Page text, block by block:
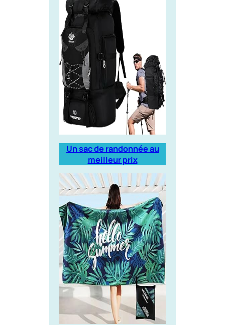
Un sac de randonnée au
meilleur prix